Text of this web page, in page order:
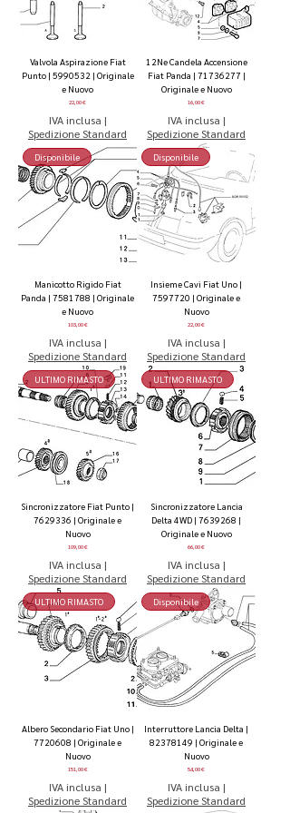
Valvola Aspirazione Fiat
Punto | 5990532 | Originale
e Nuovo
Prezzo
22,00 €
IVA inclusa |
Spedizione Standard
12Ne Candela Accensione
Fiat Panda | 71736277 |
Originale e Nuovo
Prezzo
16,00 €
IVA inclusa |
Spedizione Standard
Disponibile
Manicotto Rigido Fiat
Panda | 7581788 | Originale
e Nuovo
Prezzo
103,00 €
IVA inclusa |
Spedizione Standard
Disponibile
Insieme Cavi Fiat Uno |
7597720 | Originale e
Nuovo
Prezzo
22,00 €
IVA inclusa |
Spedizione Standard
ULTIMO RIMASTO
Sincronizzatore Fiat Punto |
7629336 | Originale e
Nuovo
Prezzo
109,00 €
IVA inclusa |
Spedizione Standard
ULTIMO RIMASTO
Sincronizzatore Lancia
Delta 4WD | 7639268 |
Originale e Nuovo
Prezzo
66,00 €
IVA inclusa |
Spedizione Standard
ULTIMO RIMASTO
Albero Secondario Fiat Uno |
7720608 | Originale e
Nuovo
Prezzo
151,00 €
IVA inclusa |
Spedizione Standard
Disponibile
Interruttore Lancia Delta |
82378149 | Originale e
Nuovo
Prezzo
54,00 €
IVA inclusa |
Spedizione Standard